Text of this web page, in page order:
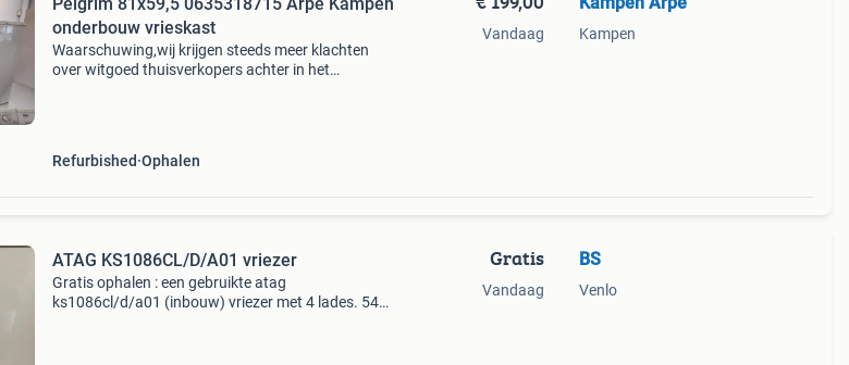
onderbouw vrieskast
Waarschuwing,wij krijgen steeds meer klachten
over witgoed thuisverkopers achter in het
Refurbished Ophalen
Vandaag Kampen
ATAG KS1086CL/D/A01 vriezer
Gratis ophalen : een gebruikte atag
ks1086cl/d/a01 (inbouw) vriezer met 4 lades. 54
Gratis
Vandaag
BS
Venlo